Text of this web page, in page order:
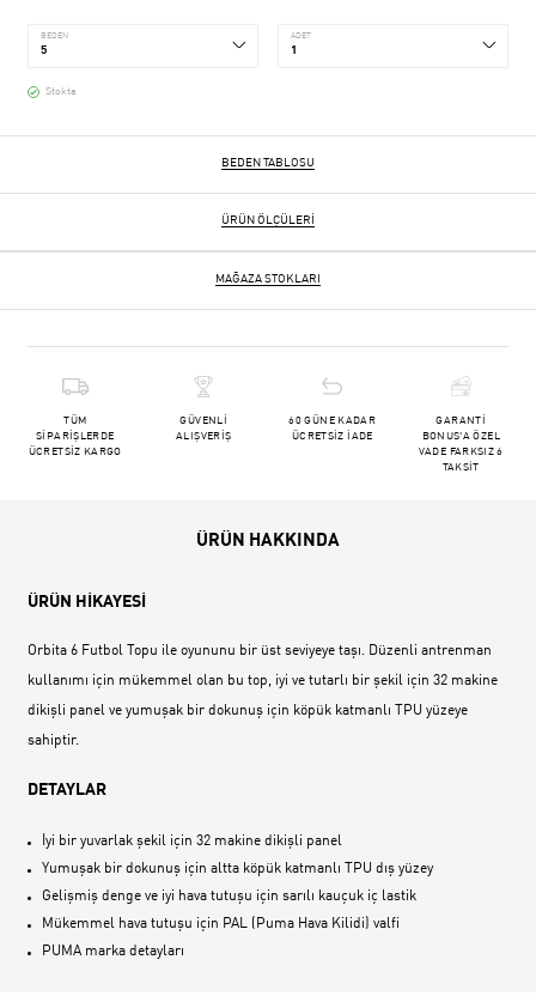
BEDEN ADET
Stokta
BEDEN TABLOSU
ÜRÜN ÖLÇÜLERI
MAĞAZA STOKLARI
TÜM
SİPARİŞLERDE
ÜCRETSİZ KARGO
GÜVENLİ
ALIŞVERİŞ
60 GÜNE KADAR
ÜCRETSİZ İADE
GARANTİ
BONUS'A ÖZEL
VADE FARKSIZ 6
TAKSİT
ÜRÜN HAKKINDA
ÜRÜN HİKAYESİ
Orbita 6 Futbol Topu ile oyununu bir üst seviyeye taşı. Düzenli antrenman
kullanımı için mükemmel olan bu top, iyi ve tutarlı bir şekil için 32 makine
dikişli panel ve yumuşak bir dokunuş için köpük katmanlı TPU yüzeye
sahiptir.
DETAYLAR
İyi bir yuvarlak şekil için 32 makine dikişli panel
Yumuşak bir dokunuş için altta köpük katmanlı TPU dış yüzey
Gelişmiş denge ve iyi hava tutuşu için sarılı kauçuk iç lastik
Mükemmel hava tutuşu için PAL (Puma Hava Kilidi) valfi
PUMA marka detayları